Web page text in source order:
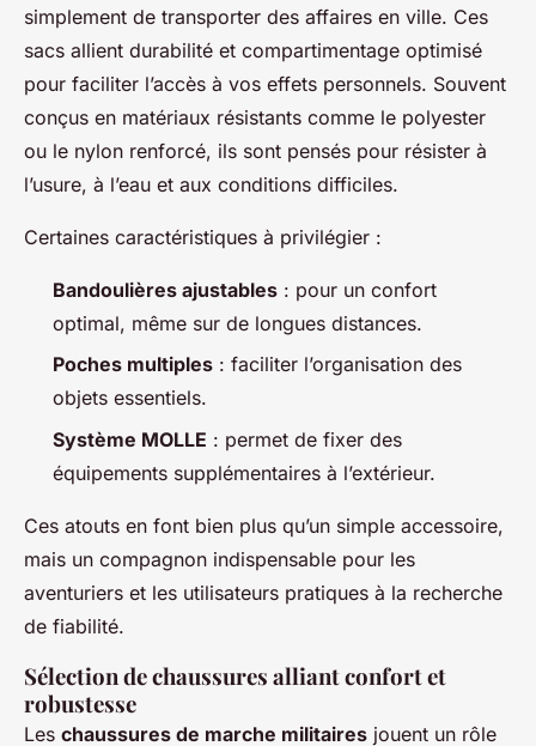
simplement de transporter des affaires en ville. Ces
sacs allient durabilité et compartimentage optimisé
pour faciliter l’accès à vos effets personnels. Souvent
conçus en matériaux résistants comme le polyester
ou le nylon renforcé, ils sont pensés pour résister à
l’usure, à l’eau et aux conditions difficiles.
Certaines caractéristiques à privilégier :
Bandoulières ajustables : pour un confort
optimal, même sur de longues distances.
Poches multiples : faciliter l’organisation des
objets essentiels.
Système MOLLE : permet de fixer des
équipements supplémentaires à l’extérieur.
Ces atouts en font bien plus qu’un simple accessoire,
mais un compagnon indispensable pour les
aventuriers et les utilisateurs pratiques à la recherche
de fiabilité.
Sélection de chaussures alliant confort et
robustesse
Les chaussures de marche militaires jouent un rôle